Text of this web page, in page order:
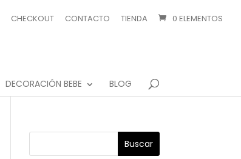
CHECKOUT CONTACTO TIENDA 0 ELEMENTOS
DECORACIÓN BEBE BLOG